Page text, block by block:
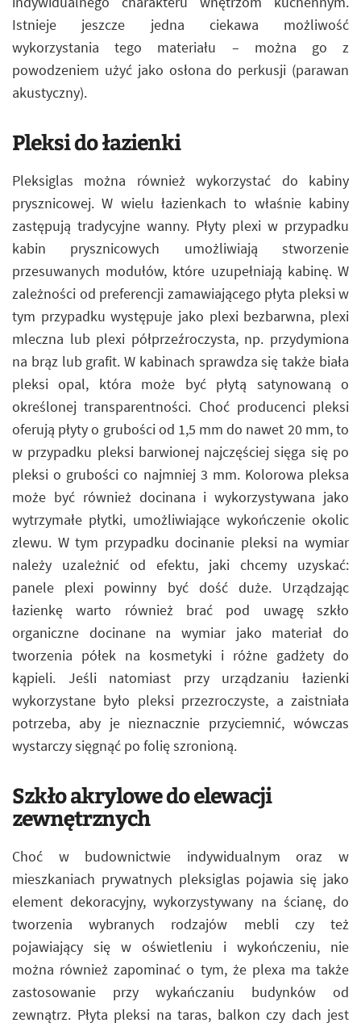
Istnieje jeszcze jedna ciekawa możliwość
wykorzystania tego materiału – można go z
powodzeniem użyć jako osłona do perkusji (parawan
akustyczny).
Pleksi do łazienki
Pleksiglas można również wykorzystać do kabiny
prysznicowej. W wielu łazienkach to właśnie kabiny
zastępują tradycyjne wanny. Płyty plexi w przypadku
kabin prysznicowych umożliwiają stworzenie
przesuwanych modułów, które uzupełniają kabinę. W
zależności od preferencji zamawiającego płyta pleksi w
tym przypadku występuje jako plexi bezbarwna, plexi
mleczna lub plexi półprzeźroczysta, np. przydymiona
na brąz lub grafit. W kabinach sprawdza się także biała
pleksi opal, która może być płytą satynowaną o
określonej transparentności. Choć producenci pleksi
oferują płyty o grubości od 1,5 mm do nawet 20 mm, to
w przypadku pleksi barwionej najczęściej sięga się po
pleksi o grubości co najmniej 3 mm. Kolorowa pleksa
może być również docinana i wykorzystywana jako
wytrzymałe płytki, umożliwiające wykończenie okolic
zlewu. W tym przypadku docinanie pleksi na wymiar
należy uzależnić od efektu, jaki chcemy uzyskać:
panele plexi powinny być dość duże. Urządzając
łazienkę warto również brać pod uwagę szkło
organiczne docinane na wymiar jako materiał do
tworzenia półek na kosmetyki i różne gadżety do
kąpieli. Jeśli natomiast przy urządzaniu łazienki
wykorzystane było pleksi przezroczyste, a zaistniała
potrzeba, aby je nieznacznie przyciemnić, wówczas
wystarczy sięgnąć po folię szronioną.
Szkło akrylowe do elewacji
zewnętrznych
Choć w budownictwie indywidualnym oraz w
mieszkaniach prywatnych pleksiglas pojawia się jako
element dekoracyjny, wykorzystywany na ścianę, do
tworzenia wybranych rodzajów mebli czy też
pojawiający się w oświetleniu i wykończeniu, nie
można również zapominać o tym, że plexa ma także
zastosowanie przy wykańczaniu budynków od
zewnątrz. Płyta pleksi na taras, balkon czy dach jest